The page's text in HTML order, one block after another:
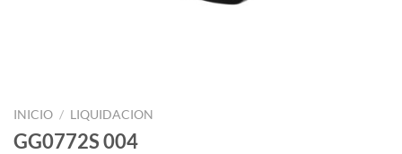
INICIO / LIQUIDACION
GG0772S 004